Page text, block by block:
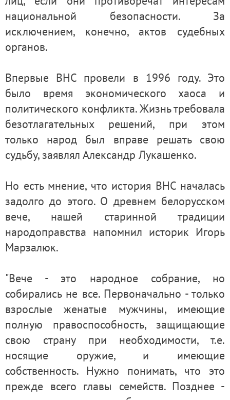
национальной безопасности. За
исключением, конечно, актов судебных
органов.
Впервые ВНС провели в 1996 году. Это
было время экономического хаоса и
политического конфликта. Жизнь требовала
безотлагательных решений, при этом
только народ был вправе решать свою
судьбу, заявлял Александр Лукашенко.
Но есть мнение, что история ВНС началась
задолго до этого. О древнем белорусском
вече, нашей старинной традиции
народоправства напомнил историк Игорь
Марзалюк.
"Вече - это народное собрание, но
собирались не все. Первоначально - только
взрослые женатые мужчины, имеющие
полную правоспособность, защищающие
свою страну при необходимости, т.е.
носящие оружие, и имеющие
собственность. Нужно понимать, что это
прежде всего главы семейств. Позднее -